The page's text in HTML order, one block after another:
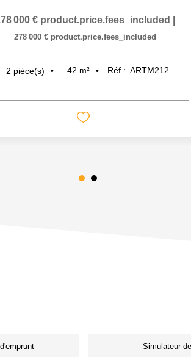
000 € product.price.fees_included
278 000 € product.price.fees_included
2 pièce(s) 42 m² Réf : ARTM212
Simulateur